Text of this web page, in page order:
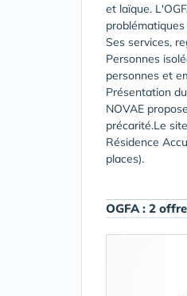
et laïque.
Ses services,
Personnes
personnes et
Présentation
NOVAE
précarité.Le
Résidence
places).
OGFA : 2